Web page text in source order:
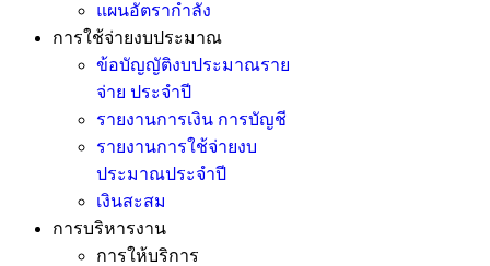
แผนอัตรากำลัง
การใช้จ่ายงบประมาณ
ข้อบัญญัติงบประมาณราย
จ่าย ประจำปี
รายงานการเงิน การบัญชี
รายงานการใช้จ่ายงบ
ประมาณประจำปี
เงินสะสม
การบริหารงาน
การให้บริการ